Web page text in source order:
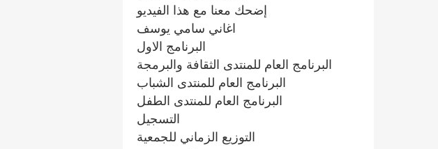
إضحك معنا مع هذا الفيديو
اغاني سامي يوسف
البرنامج الاول
البرنامج العام للمنتدى الثقافة والبرمجة
البرنامج العام للمنتدى الشباب
البرنامج العام للمنتدى الطفل
التسجيل
التوزيع الزماني للجمعية